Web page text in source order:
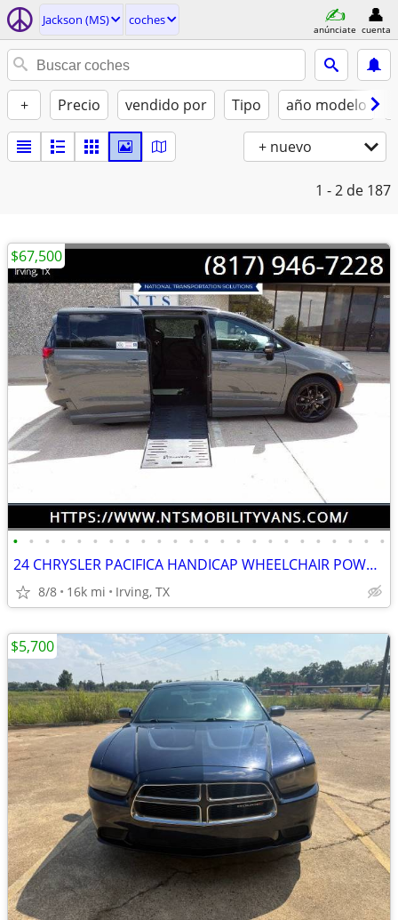
Jackson (MS) coches
anúnciate cuenta
+ Precio vendido por Tipo año modelo
+ nuevo
1 - 2 de 187
• • • • • • • • • • • • • • • • • • • • • • • •
24 CHRYSLER PACIFICA HANDICAP WHEELCHAIR POWER RAMP VAN TRANSFER SEAT
8/8 16k mi Irving, TX
$67,500
$5,700